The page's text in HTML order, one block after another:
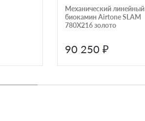
Механический линейный
биокамин Airtone SLAM
780X216 золото
90 250 ₽